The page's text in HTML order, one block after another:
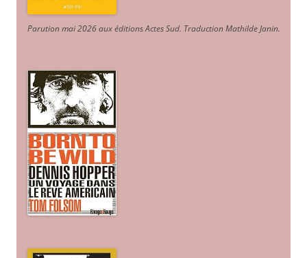
Parution mai 2026 aux éditions Actes Sud. Traduction Mathilde Janin.